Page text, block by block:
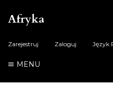
Afryka
Zarejestruj Zaloguj Język
MENU